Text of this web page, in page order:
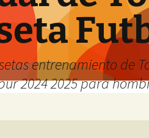
entrenamiento de
2024 2025 para